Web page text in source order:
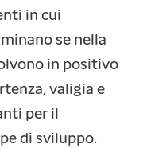
in cui
se nella
in positivo
valigia e
per il
di sviluppo.